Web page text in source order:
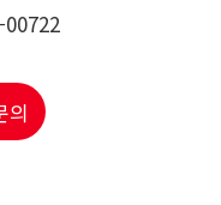
00722
의